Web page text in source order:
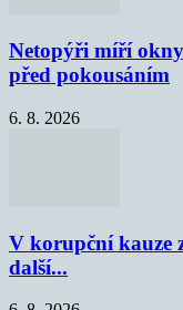
Netopýři míří
před pokousáním
6. 8. 2026
V korupční kauze
další...